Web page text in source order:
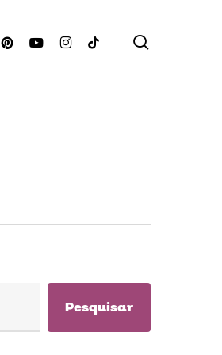
pinterestyoutubeinstagram
tiktok
Pesquisar